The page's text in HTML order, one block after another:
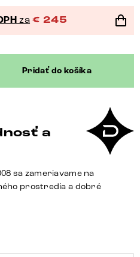
za € 245
Pridať do košíka
a
sa zameriavame na
prostredia a dobré